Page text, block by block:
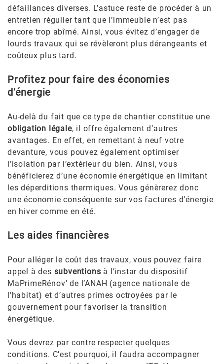
défaillances diverses. L’astuce reste de procéder à un
entretien régulier tant que l’immeuble n’est pas
encore trop abîmé. Ainsi, vous évitez d’engager de
lourds travaux qui se révèleront plus dérangeants et
coûteux plus tard.
Profitez pour faire des économies
d’énergie
Au-delà du fait que ce type de chantier constitue une
obligation légale, il offre également d’autres
avantages. En effet, en remettant à neuf votre
devanture, vous pouvez également optimiser
l’isolation par l’extérieur du bien. Ainsi, vous
bénéficierez d’une économie énergétique en limitant
les déperditions thermiques. Vous génèrerez donc
une économie conséquente sur vos factures d’énergie
en hiver comme en été.
Les aides financières
Pour alléger le coût des travaux, vous pouvez faire
appel à des subventions à l’instar du dispositif
MaPrimeRénov’ de l’ANAH (agence nationale de
l’habitat) et d’autres primes octroyées par le
gouvernement pour favoriser la transition
énergétique.
Vous devrez par contre respecter quelques
conditions. C’est pourquoi, il faudra accompagner